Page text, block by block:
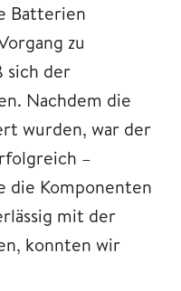
Batterien
zu
sich der
Nachdem die
wurden, war der
–
die Komponenten
mit der
konnten wir